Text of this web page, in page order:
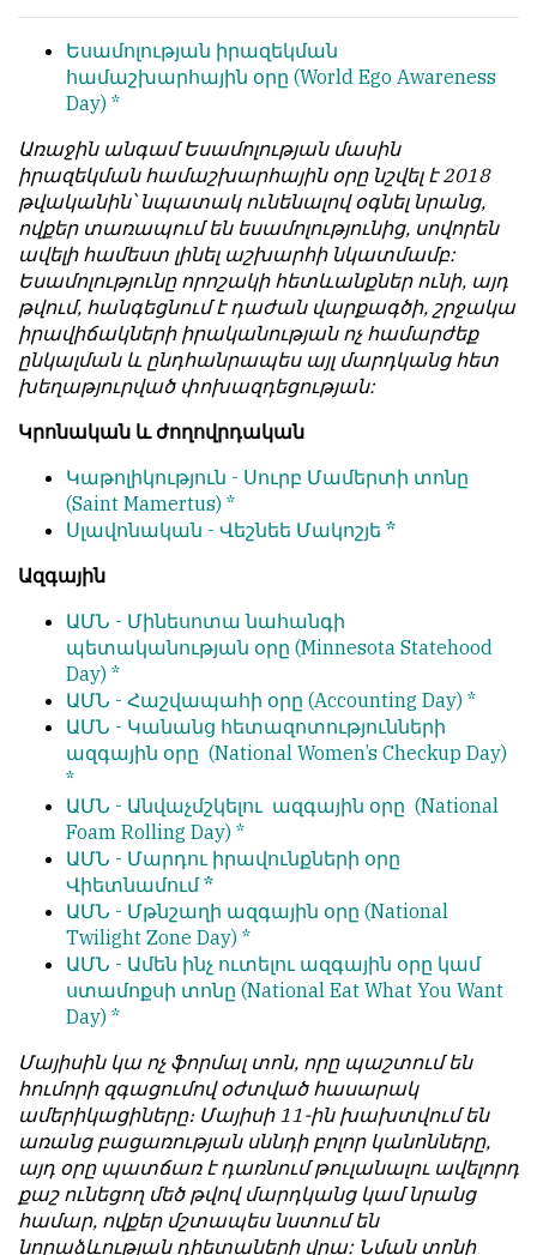
и
искажает
смысл.
Мнение
редакции
не
является
обязательным
условием
для
публикации.
Противоположные
мнения
публикуются,
даже
если
принимаются
без
редактор
Армен
фон
Геворкян
ընդունվում
այնքան
գրկաբաց
են,
սակայն
հրապարակվում
են
նույն
իրավունքով։
Գովազդային
տեքստերը,
լուսանկարները
և
բովանդակությունը
Խմբագրության
վերահսկողությունից
են։
Խմբագիր-
տնօրեն՝
Արմեն
ֆոն
Գևորգյան
Եսամոլության իրազեկման
համաշխարհային օրը (World Ego Awareness
Day) *
Առաջին անգամ Եսամոլության մասին
իրազեկման համաշխարհային օրը նշվել է 2018
թվականին՝ նպատակ ունենալով օգնել նրանց,
ովքեր տառապում են եսամոլությունից, սովորեն
ավելի համեստ լինել աշխարհի նկատմամբ:
Եսամոլությունը որոշակի հետևանքներ ունի, այդ
թվում, հանգեցնում է դաժան վարքագծի, շրջակա
իրավիճակների իրականության ոչ համարժեք
ընկալման և ընդհանրապես այլ մարդկանց հետ
խեղաթյուրված փոխազդեցության:
Կրոնական և ժողովրդական
Կաթոլիկություն - Սուրբ Մամերտի տոնը
(Saint Mamertus) *
Սլավոնական - Վեշնեե Մակոշյե *
Ազգային
ԱՄՆ - Մինեսոտա նահանգի
պետականության օրը (Minnesota Statehood
Day) *
ԱՄՆ - Հաշվապահի օրը (Accounting Day) *
ԱՄՆ - Կանանց հետազոտությունների
ազգային օրը (National Women’s Checkup Day)
*
ԱՄՆ - Անվաչմշկելու ազգային օրը (National
Foam Rolling Day) *
ԱՄՆ - Մարդու իրավունքների օրը
Վիետնամում *
ԱՄՆ - Մթնշաղի ազգային օրը (National
Twilight Zone Day) *
ԱՄՆ - Ամեն ինչ ուտելու ազգային օրը կամ
ստամոքսի տոնը (National Eat What You Want
Day) *
Մայիսին կա ոչ ֆորմալ տոն, որը պաշտում են
հումորի զգացումով օժտված հասարակ
ամերիկացիները։ Մայիսի 11-ին խախտվում են
առանց բացառության սննդի բոլոր կանոնները,
այդ օրը պատճառ է դառնում թուլանալու ավելորդ
քաշ ունեցող մեծ թվով մարդկանց կամ նրանց
համար, ովքեր մշտապես նստում են
նորաձևության դիետաների վրա: Նման տոնի